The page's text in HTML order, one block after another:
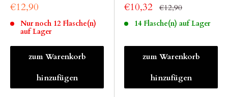
€12,90
Nur noch 12 Flasche(n)
auf Lager
zum Warenkorb
hinzufügen
€10,32 €12,90
14 Flasche(n) auf Lager
zum Warenkorb
hinzufügen